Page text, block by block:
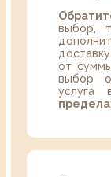
выбор,
от
выбор
услуга